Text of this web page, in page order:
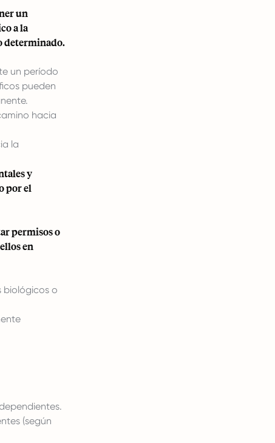
un
a la
determinado.
un período
pueden
hacia
la
y
por el
permisos o
en
biológicos o
(según